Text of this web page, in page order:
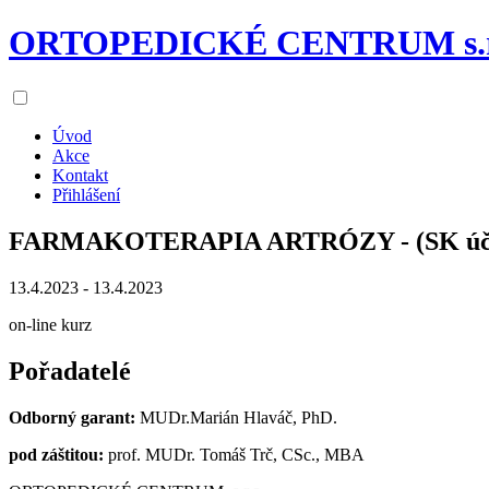
ORTOPEDICKÉ CENTRUM
Úvod
Akce
Kontakt
Přihlášení
FARMAKOTERAPIA ARTRÓZY - (SK
13.4.2023 - 13.4.2023
on-line kurz
Pořadatelé
Odborný garant: MUDr.Marián Hlaváč, PhD.
pod záštitou: prof. MUDr. Tomáš Trč, CSc., MBA